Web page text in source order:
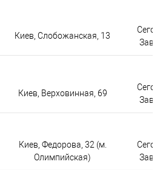
Киев, Слобожанская, 13
Киев, Верховинная, 69
Киев, Федорова, 32 (м.
Олимпийская)